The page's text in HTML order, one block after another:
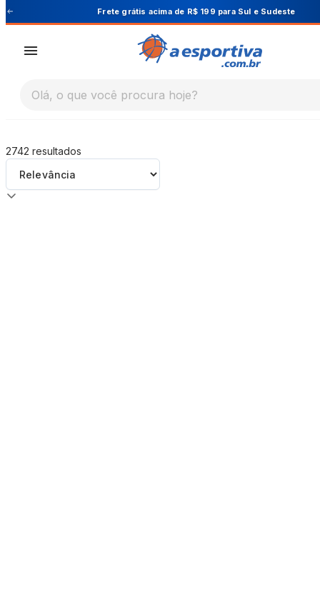
A Esportiva Cupom PRIMEIRA10 para 10% OFF na
Olá, o que você procura hoje?
2742 resultados